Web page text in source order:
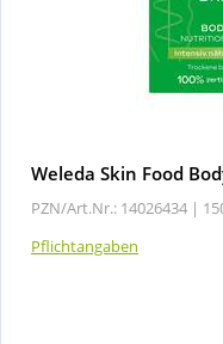
Weleda Skin Food
PZN/Art.Nr.: 14026434 |
Pflichtangaben